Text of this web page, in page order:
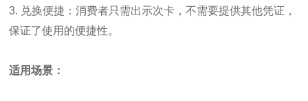
3. 兑换便捷：消费者只需出示次卡，不需要提供其他凭证，
保证了使用的便捷性。
适用场景：